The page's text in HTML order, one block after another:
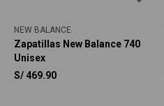
NEW BALANCE
Zapatillas New Balance 740
Unisex
S/ 469.90